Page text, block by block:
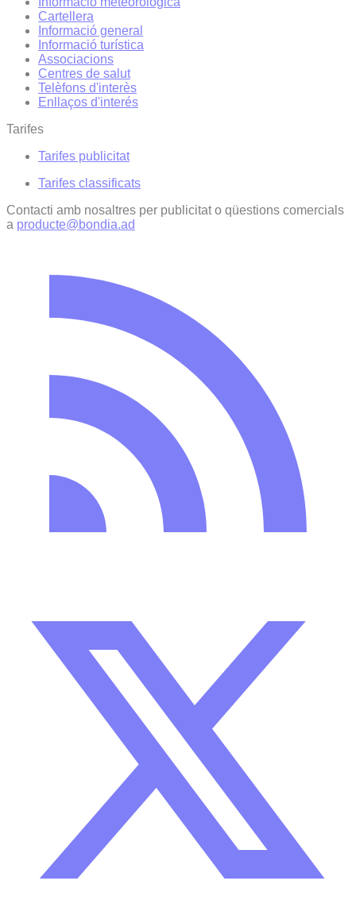
Cartellera
Informació general
Informació turística
Associacions
Centres de salut
Telèfons d'interès
Enllaços d'interés
Tarifes
Tarifes publicitat
Tarifes classificats
Contacti amb nosaltres per publicitat o qüestions comercials
a producte@bondia.ad